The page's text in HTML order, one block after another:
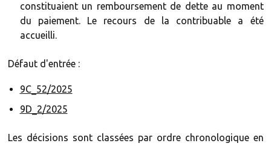
constituaient un remboursement de dette au moment
du paiement. Le recours de la contribuable a été
accueilli.
Défaut d'entrée :
9C_52/2025
9D_2/2025
Les décisions sont classées par ordre chronologique en